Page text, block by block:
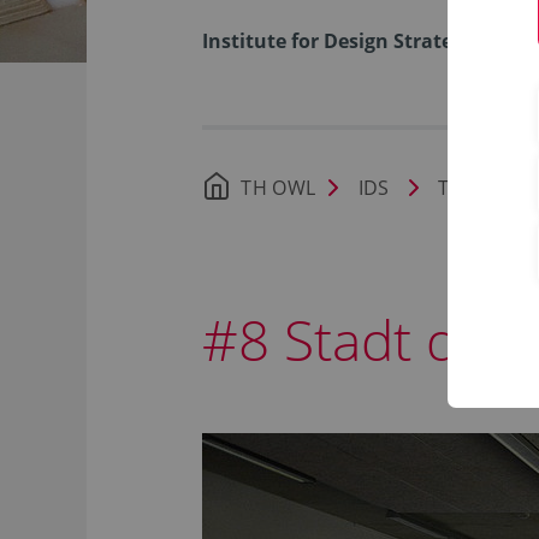
Institute for Design Strategies
TH OWL IDS Transfer
#8 Stadt der